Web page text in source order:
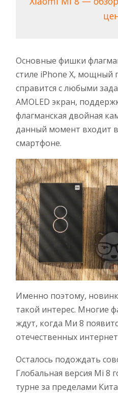
Основные фишки
стиле iPhone X, мощный
справится с любыми
AMOLED экран,
флагманская двойная
данный момент входит
смартфоне.
Именно поэтому,
такой интерес. Многие
ждут, когда Ми 8
отечественных
Осталось подождать
Глобальная версия Mi 8
турне за пределами